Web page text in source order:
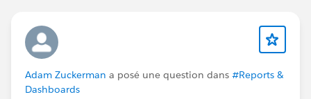
Adam Zuckerman a posé une question dans #Reports &
Dashboards